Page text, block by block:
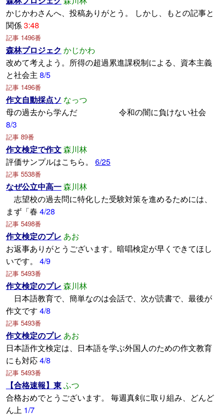
かじかわさんへ、投稿ありがとう。 しかし、もとの記事と
関係3:48
記事 1496番
森林プロジェク かじかわ
改めて考えよう。所得の超過累進課税制による、資本主義
と社会主 8/5
記事 1496番
作文自動採点ソ なっつ
母の過去から学んだ 令和の闇に負けない社会
8/3
記事 89番
作文検定で作文森川林
評価サンプルはこちら。 6/25
記事 5538番
なぜ公立中高一森川林
志望校の過去問に特化した受験対策を進めるためには、
まず「春 4/28
記事 5498番
作文検定のプレ あお
お返事ありがとうございます。暗唱検定が早くできてほし
いです。
4/9
記事 5493番
作文検定のプレ 森川林
日本語教育で、簡単なのは会話で、次が読書で、最後が
作文です 4/8
記事 5493番
作文検定のプレ あお
日本語作文検定は、日本語を学ぶ外国人のための作文教育
にも対応4/8
記事 5493番
【合格速報】東ふつ
合格おめでとうございます。 毎週真剣に取り組み、どんど
ん上 1/7